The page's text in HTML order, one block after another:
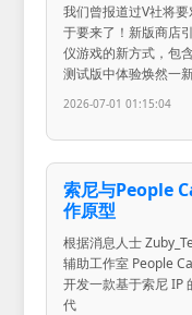
我们曾报道过V社将
于要来了！新版商店
仪游戏的新方式，包
测试版中体验焕然一
2026-07-01 01:15:04
索尼与People
作原型
根据消息人士
辅助工作室 People
开发一款基于索尼 IP
代